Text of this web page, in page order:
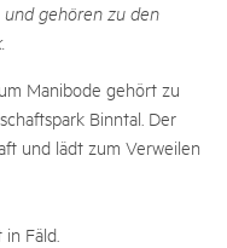
und gehören zu den
Manibode gehört zu
Binntal. Der
und lädt zum Verweilen
Fäld.